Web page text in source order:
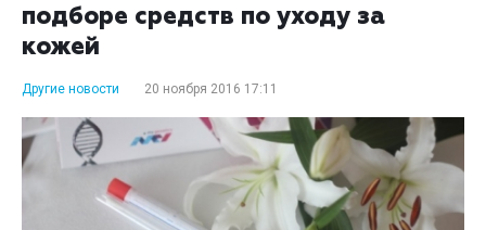
подборе средств по уходу за
кожей
Другие новости 20 ноября 2016 17:11